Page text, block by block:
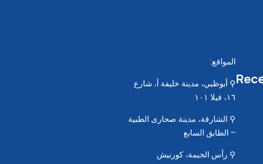
المواقع:
⚲ أبوظبي، مدينة خليفة أ، شارع
١٦، فيلا ١٠١
⚲ الشارقة، مدينة صحارى الطبية
– الطابق السابع
⚲ رأس الخيمة، كورنيش